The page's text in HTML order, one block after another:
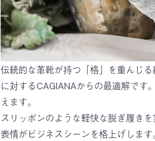
伝統的な革靴が持つ「格」を重んじ
に対するCAGIANAからの最適解です
えます。
スリッポンのような軽快な脱ぎ履き
表情がビジネスシーンを格上げします